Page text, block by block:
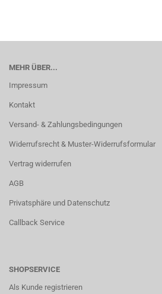
MEHR ÜBER...
Impressum
Kontakt
Versand- & Zahlungsbedingungen
Widerrufsrecht & Muster-Widerrufsformular
Vertrag widerrufen
AGB
Privatsphäre und Datenschutz
Callback Service
SHOPSERVICE
Als Kunde registrieren